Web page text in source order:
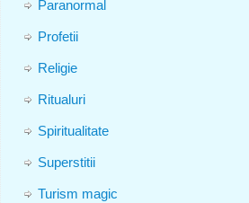
Paranormal
Profetii
Religie
Ritualuri
Spiritualitate
Superstitii
Turism magic